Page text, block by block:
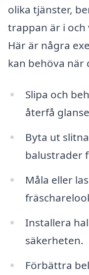
olika tjänster,
trappan är i och
Här är några
kan behöva när
Slipa och
återfå
Byta ut
balustrader
Måla eller
Installera
säkerheten.
Förbättra